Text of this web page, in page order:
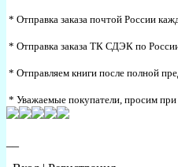
* Отправка заказа почтой России
* Отправка заказа ТК СДЭК по
* Отправляем книги после полной
* Уважаемые покупатели, просим